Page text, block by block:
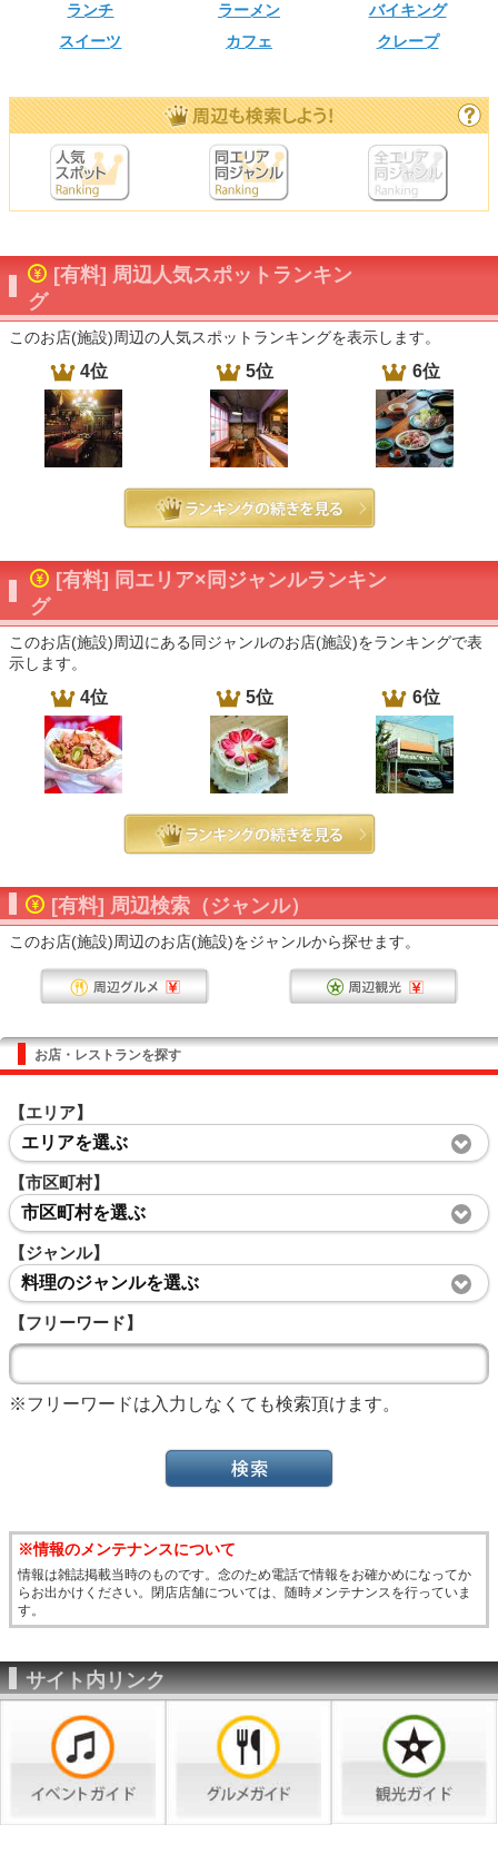
ランチ ラーメン
バイキング
スイーツ
カフェ クレープ
[有料] 周辺人気スポットランキン
グ
このお店(施設)周辺の人気スポットランキングを表示します。
4位 5位 6位
[有料] 同エリア×同ジャンルランキン
グ
このお店(施設)周辺にある同ジャンルのお店(施設)をランキングで表
示します。
4位 5位 6位
[有料] 周辺検索（ジャンル）
このお店(施設)周辺のお店(施設)をジャンルから探せます。
お店・レストランを探す
【エリア】
エリアを選ぶ
【市区町村】
市区町村を選ぶ
【ジャンル】
料理のジャンルを選ぶ
【フリーワード】
※フリーワードは入力しなくても検索頂けます。
※情報のメンテナンスについて
情報は雑誌掲載当時のものです。念のため電話で情報をお確かめになってか
らお出かけください。閉店店舗については、随時メンテナンスを行っていま
す。
サイト内リンク